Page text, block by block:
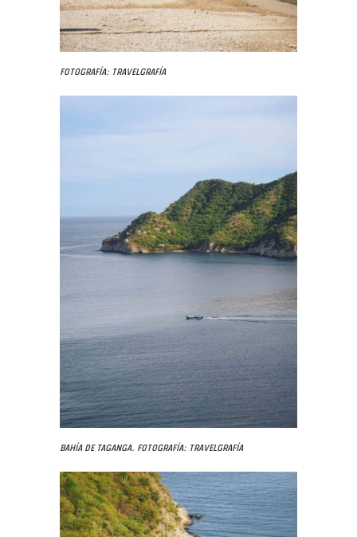
Fotografía: Travelgrafía
Bahía de Taganga. Fotografía: Travelgrafía